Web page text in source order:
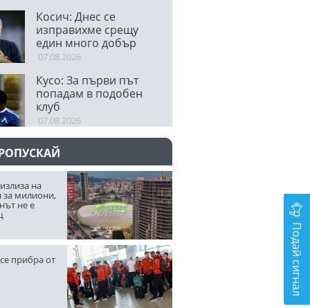
Косич: Днес се
изправихме срещу
един много добър
отбор
07.08.2026
Кусо: За първи път
попадам в подобен
клуб
07.08.2026
на
за милиони,
не е
прибра от Подай сигнал